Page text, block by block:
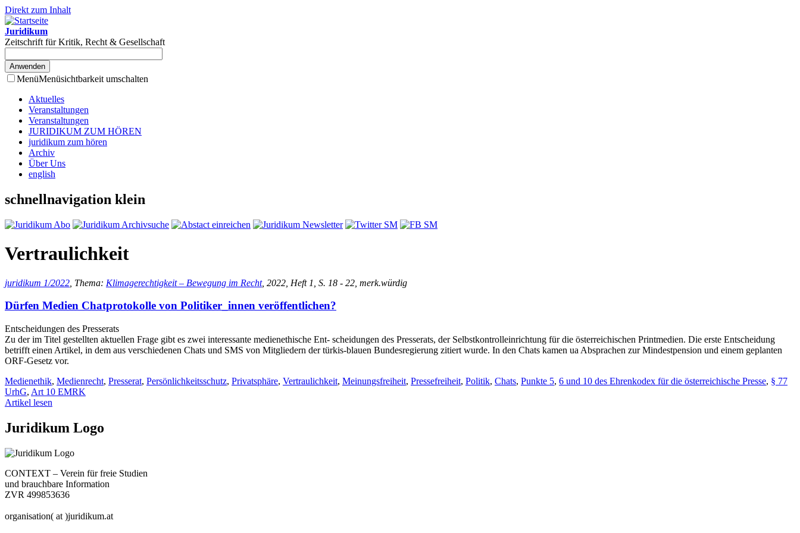
Direkt zum Inhalt
Juridikum
Zeitschrift für Kritik, Recht & Gesellschaft
MenüMenüsichtbarkeit umschalten
Aktuelles
Veranstaltungen
Veranstaltungen
JURIDIKUM ZUM HÖREN
juridikum zum hören
Archiv
Über Uns
english
schnellnavigation klein
Vertraulichkeit
juridikum 1/2022 , Thema: Klimagerechtigkeit – Bewegung im Recht, 2022, Heft 1, S. 18 - 22, merk.würdig
Dürfen Medien Chatprotokolle von Politiker_innen veröffentlichen?
Entscheidungen des Presserats
Zu der im Titel gestellten aktuellen Frage gibt es zwei interessante medienethische Ent- scheidungen des Presserats, der Selbstkontrolleinrichtung für die österreichischen Printmedien. Die erste Entscheidung
betrifft einen Artikel, in dem aus verschiedenen Chats und SMS von Mitgliedern der türkis-blauen Bundesregierung zitiert wurde. In den Chats kamen ua Absprachen zur Mindestpension und einem geplanten
ORF-Gesetz vor.
Medienethik, Medienrecht, Presserat, Persönlichkeitsschutz, Privatsphäre, Vertraulichkeit, Meinungsfreiheit, Pressefreiheit, Politik, Chats, Punkte 5, 6 und 10 des Ehrenkodex für die österreichische Presse, § 77
UrhG, Art 10 EMRK
Artikel lesen
Juridikum Logo
CONTEXT – Verein für freie Studien
und brauchbare Information
ZVR 499853636
organisation( at )juridikum.at